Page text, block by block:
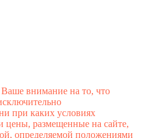
внимание на то, что
при каких условиях
размещенные на сайте,
определяемой положениями